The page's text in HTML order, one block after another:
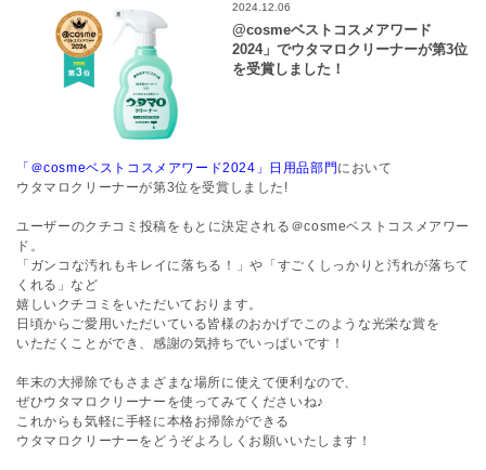
2024.12.06
@cosmeベストコスメアワード
2024」でウタマロクリーナーが第3位
を受賞しました！
「＠cosmeベストコスメアワード2024」日用品部門において
ウタマロクリーナーが第3位を受賞しました!
ユーザーのクチコミ投稿をもとに決定される＠cosmeベストコスメアワー
ド。
「ガンコな汚れもキレイに落ちる！」や「すごくしっかりと汚れが落ちて
くれる」など
嬉しいクチコミをいただいております。
日頃からご愛用いただいている皆様のおかげでこのような光栄な賞を
いただくことができ、感謝の気持ちでいっぱいです！
年末の大掃除でもさまざまな場所に使えて便利なので、
ぜひウタマロクリーナーを使ってみてくださいね♪
これからも気軽に手軽に本格お掃除ができる
ウタマロクリーナーをどうぞよろしくお願いいたします！